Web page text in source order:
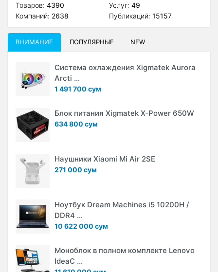
Товаров: 4390
Компаний: 2638
Услуг: 49
Публикаций: 15157
ВНИМАНИЕ ПОПУЛЯРНЫЕ NEW
Система охлаждения Xigmatek Aurora
Arcti ...
1 491 700 сум
Блок питания Xigmatek X-Power 650W
634 800 сум
Наушники Xiaomi Mi Air 2SE
271 000 сум
Ноутбук Dream Machines i5 10200H /
DDR4 ...
10 622 000 сум
Моноблок в полном комплекте Lenovo
IdeaC ...